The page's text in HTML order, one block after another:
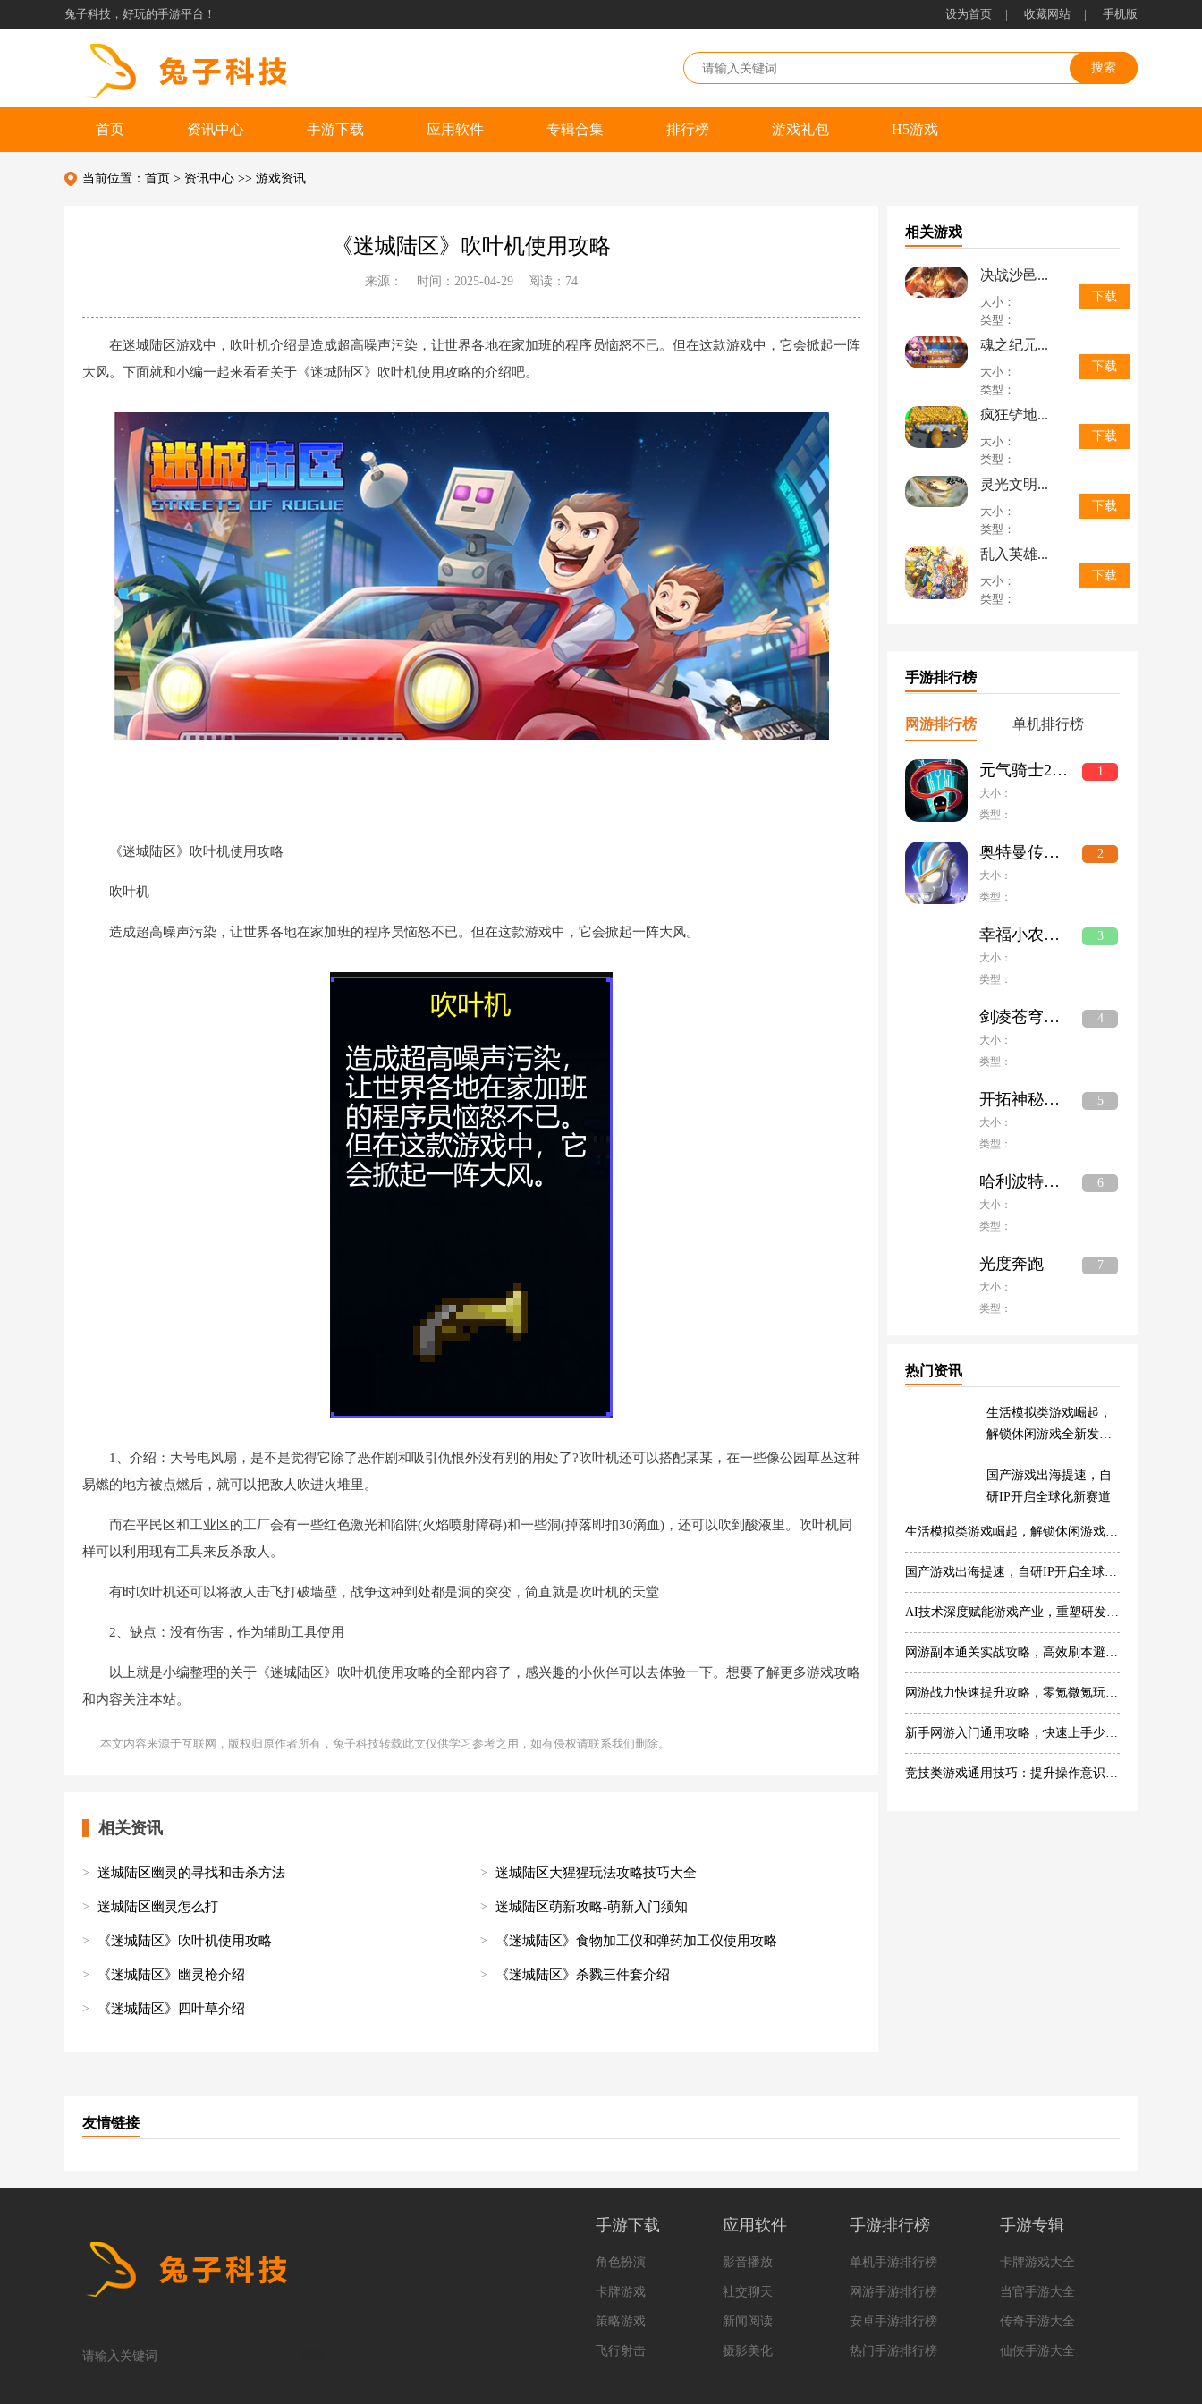
兔子科技，好玩的手游平台！ 设为首页 | 收藏网站 | 手机版
首页 资讯中心 手游下载 应用软件 专辑合集 排行榜 游戏礼包 H5游戏
当前位置： 首页 > 资讯中心 >> 游戏资讯
《迷城陆区》吹叶机使用攻略
来源： 时间：2025-04-29 阅读： 74
在迷城陆区游戏中，吹叶机介绍是造成超高噪声污染，让世界各地在家加班的程序员恼怒不已。但在这款游戏中，它会掀起一阵
大风。下面就和小编一起来看看关于《迷城陆区》吹叶机使用攻略的介绍吧。
《迷城陆区》吹叶机使用攻略
吹叶机
造成超高噪声污染，让世界各地在家加班的程序员恼怒不已。但在这款游戏中，它会掀起一阵大风。
1、介绍：大号电风扇，是不是觉得它除了恶作剧和吸引仇恨外没有别的用处了?吹叶机还可以搭配某某，在一些像公园草丛这种
易燃的地方被点燃后，就可以把敌人吹进火堆里。
而在平民区和工业区的工厂会有一些红色激光和陷阱(火焰喷射障碍)和一些洞(掉落即扣30滴血)，还可以吹到酸液里。吹叶机同
样可以利用现有工具来反杀敌人。
有时吹叶机还可以将敌人击飞打破墙壁，战争这种到处都是洞的突变，简直就是吹叶机的天堂
2、缺点：没有伤害，作为辅助工具使用
以上就是小编整理的关于《迷城陆区》吹叶机使用攻略的全部内容了，感兴趣的小伙伴可以去体验一下。想要了解更多游戏攻略
和内容关注本站。
本文内容来源于互联网，版权归原作者所有，兔子科技转载此文仅供学习参考之用，如有侵权请联系我们删除。
相关资讯
迷城陆区幽灵的寻找和击杀方法 迷城陆区大猩猩玩法攻略技巧大全
迷城陆区幽灵怎么打 迷城陆区萌新攻略-萌新入门须知
《迷城陆区》吹叶机使用攻略 《迷城陆区》食物加工仪和弹药加工仪使用攻略
《迷城陆区》幽灵枪介绍 《迷城陆区》杀戮三件套介绍
《迷城陆区》四叶草介绍
相关游戏
决战沙邑...
大小：
类型：
下载
魂之纪元...
大小：
类型：
下载
疯狂铲地...
大小：
类型：
下载
灵光文明...
大小：
类型：
下载
乱入英雄...
大小：
类型：
下载
手游排行榜
网游排行榜 单机排行榜
元气骑士2022破解版全无限下载 1
大小：
类型：
奥特曼传奇英雄国际版 2
大小：
类型：
幸福小农场赚钱版 3
大小：
类型：
剑凌苍穹破解版无限元宝 4
大小：
类型：
开拓神秘岛安卓版 5
大小：
类型：
哈利波特魔法觉醒手游 6
大小：
类型：
光度奔跑 7
大小：
类型：
热门资讯
生活模拟类游戏崛起，
解锁休闲游戏全新发展
国产游戏出海提速，自
研IP开启全球化新赛道
生活模拟类游戏崛起，解锁休闲游戏全新发展方向
国产游戏出海提速，自研IP开启全球化新赛道
AI技术深度赋能游戏产业，重塑研发与玩家体验
网游副本通关实战攻略，高效刷本避坑技巧
网游战力快速提升攻略，零氪微氪玩家专属技巧
新手网游入门通用攻略，快速上手少走弯路
竞技类游戏通用技巧：提升操作意识轻松提升段位
友情链接
手游下载
角色扮演
卡牌游戏
策略游戏
飞行射击
应用软件
影音播放
社交聊天
新闻阅读
摄影美化
手游排行榜
单机手游排行榜
网游手游排行榜
安卓手游排行榜
热门手游排行榜
手游专辑
卡牌游戏大全
当官手游大全
传奇手游大全
仙侠手游大全